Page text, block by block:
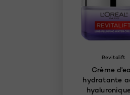
Revitalift
Crème
hydratante